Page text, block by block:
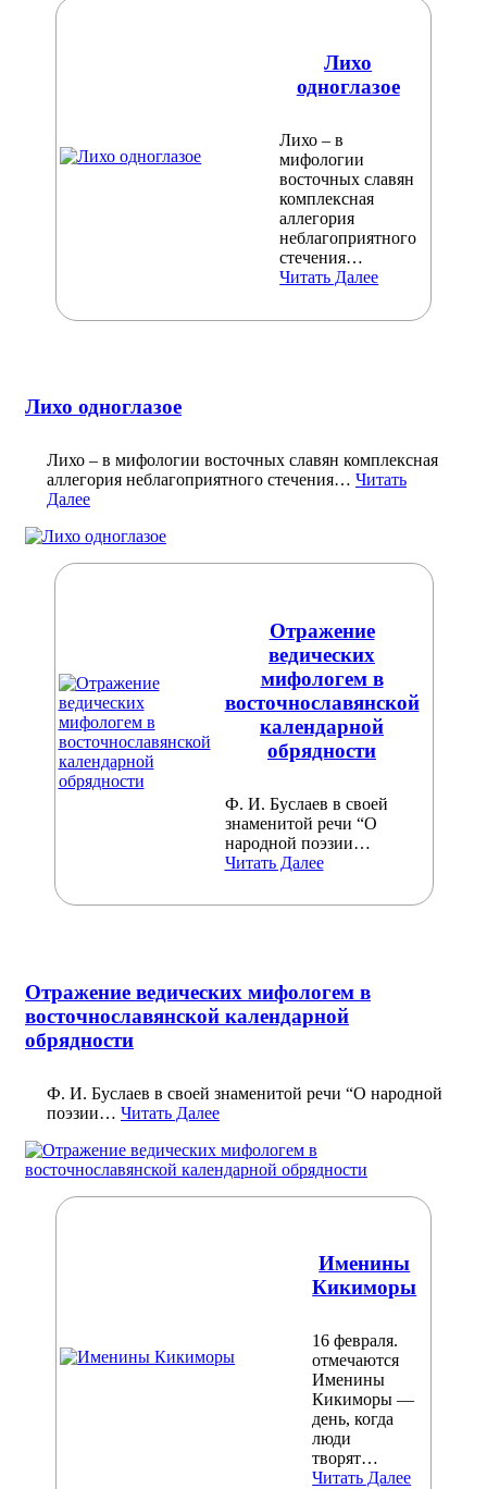
Лихо
одноглазое
Лихо – в
мифологии
восточных славян
комплексная
аллегория
неблагоприятного
стечения…
Читать Далее
Лихо одноглазое
Лихо – в мифологии восточных славян комплексная
аллегория неблагоприятного стечения… Читать
Далее
Отражение
ведических
мифологем в
восточнославянской
календарной
обрядности
Ф. И. Буслаев в своей
знаменитой речи “О
народной поэзии…
Читать Далее
Отражение ведических мифологем в
восточнославянской календарной
обрядности
Ф. И. Буслаев в своей знаменитой речи “О народной
поэзии… Читать Далее
Именины
Кикиморы
16 февраля.
отмечаются
Именины
Кикиморы —
день, когда
люди
творят…
Читать Далее